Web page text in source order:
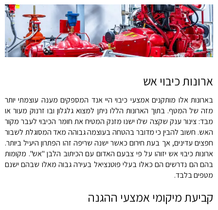
ארונות כיבוי אש
בארונות אלו מותקנים אמצעי כיבוי היי אנד המספקים מענה עוצמתי יותר
מזה של המטף. בתוך הארונות הללו ניתן למצוא גלגלון ובו זרנוק מעור או
מבד: צינור ענק שקצה שלו ישנו מזנק המטיח את חומר הכיבוי לעבר מקור
האש. חשוב להבין כי מדובר בהטחה בעוצמה גבוהה מאד המסוגלת לשבור
חפצים עדינים, אך בעת חירום כאשר ישנה שריפה זהו הפתרון היעיל ביותר.
ארונות כיבוי אש יזוהו על פי צבעם האדום עם הכיתוב הלבן "אש". מקומות
בהם הם נדרשים הם כאלו בעלי פוטנציאל בעירה גבוה מאלו שבהם ישנם
מטפים בלבד.
קביעת מיקומי אמצעי ההגנה